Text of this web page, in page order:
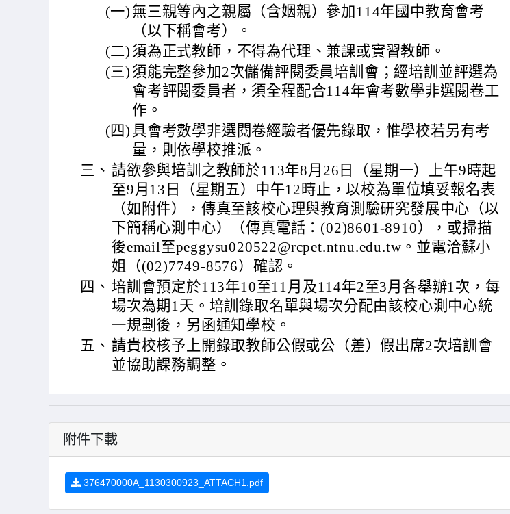
(一) 無三親等內之親屬（含姻親）參加114年國中教育會考
（以下稱會考）。
(二) 須為正式教師，不得為代理、兼課或實習教師。
(三) 須能完整參加2次儲備評閱委員培訓會；經培訓並評選為
會考評閱委員者，須全程配合114年會考數學非選閱卷工
作。
(四) 具會考數學非選閱卷經驗者優先錄取，惟學校若另有考
量，則依學校推派。
三、 請欲參與培訓之教師於113年8月26日（星期一）上午9時起
至9月13日（星期五）中午12時止，以校為單位填妥報名表
（如附件），傳真至該校心理與教育測驗研究發展中心（以
下簡稱心測中心）（傳真電話：(02)8601-8910），或掃描
後email至peggysu020522@rcpet.ntnu.edu.tw。並電洽蘇小
姐（(02)7749-8576）確認。
四、 培訓會預定於113年10至11月及114年2至3月各舉辦1次，每
場次為期1天。培訓錄取名單與場次分配由該校心測中心統
一規劃後，另函通知學校。
五、 請貴校核予上開錄取教師公假或公（差）假出席2次培訓會
並協助課務調整。
附件下載
376470000A_1130300923_ATTACH1.pdf